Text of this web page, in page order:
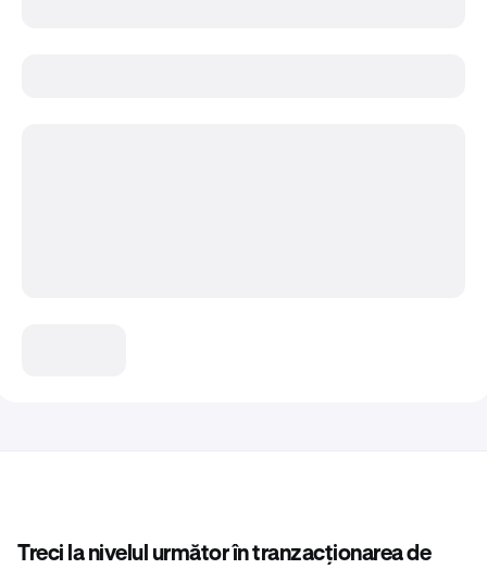
Treci la nivelul următor în tranzacționarea de